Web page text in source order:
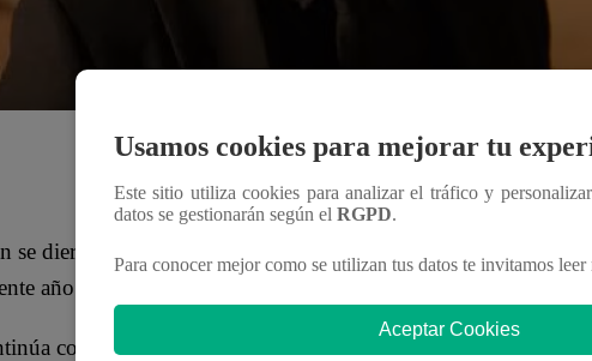
se diera la tan esperada cuarta entrega de “John Wick”, siendo
año 2023.
con la participación del querido actor Keanu Reeves,
Usamos cookies para mejorar tu
Este sitio utiliza cookies para analizar el tráfico y
datos se gestionarán según el RGPD.
Para conocer mejor como se utilizan tus datos te invitamos leer
Aceptar Cookies